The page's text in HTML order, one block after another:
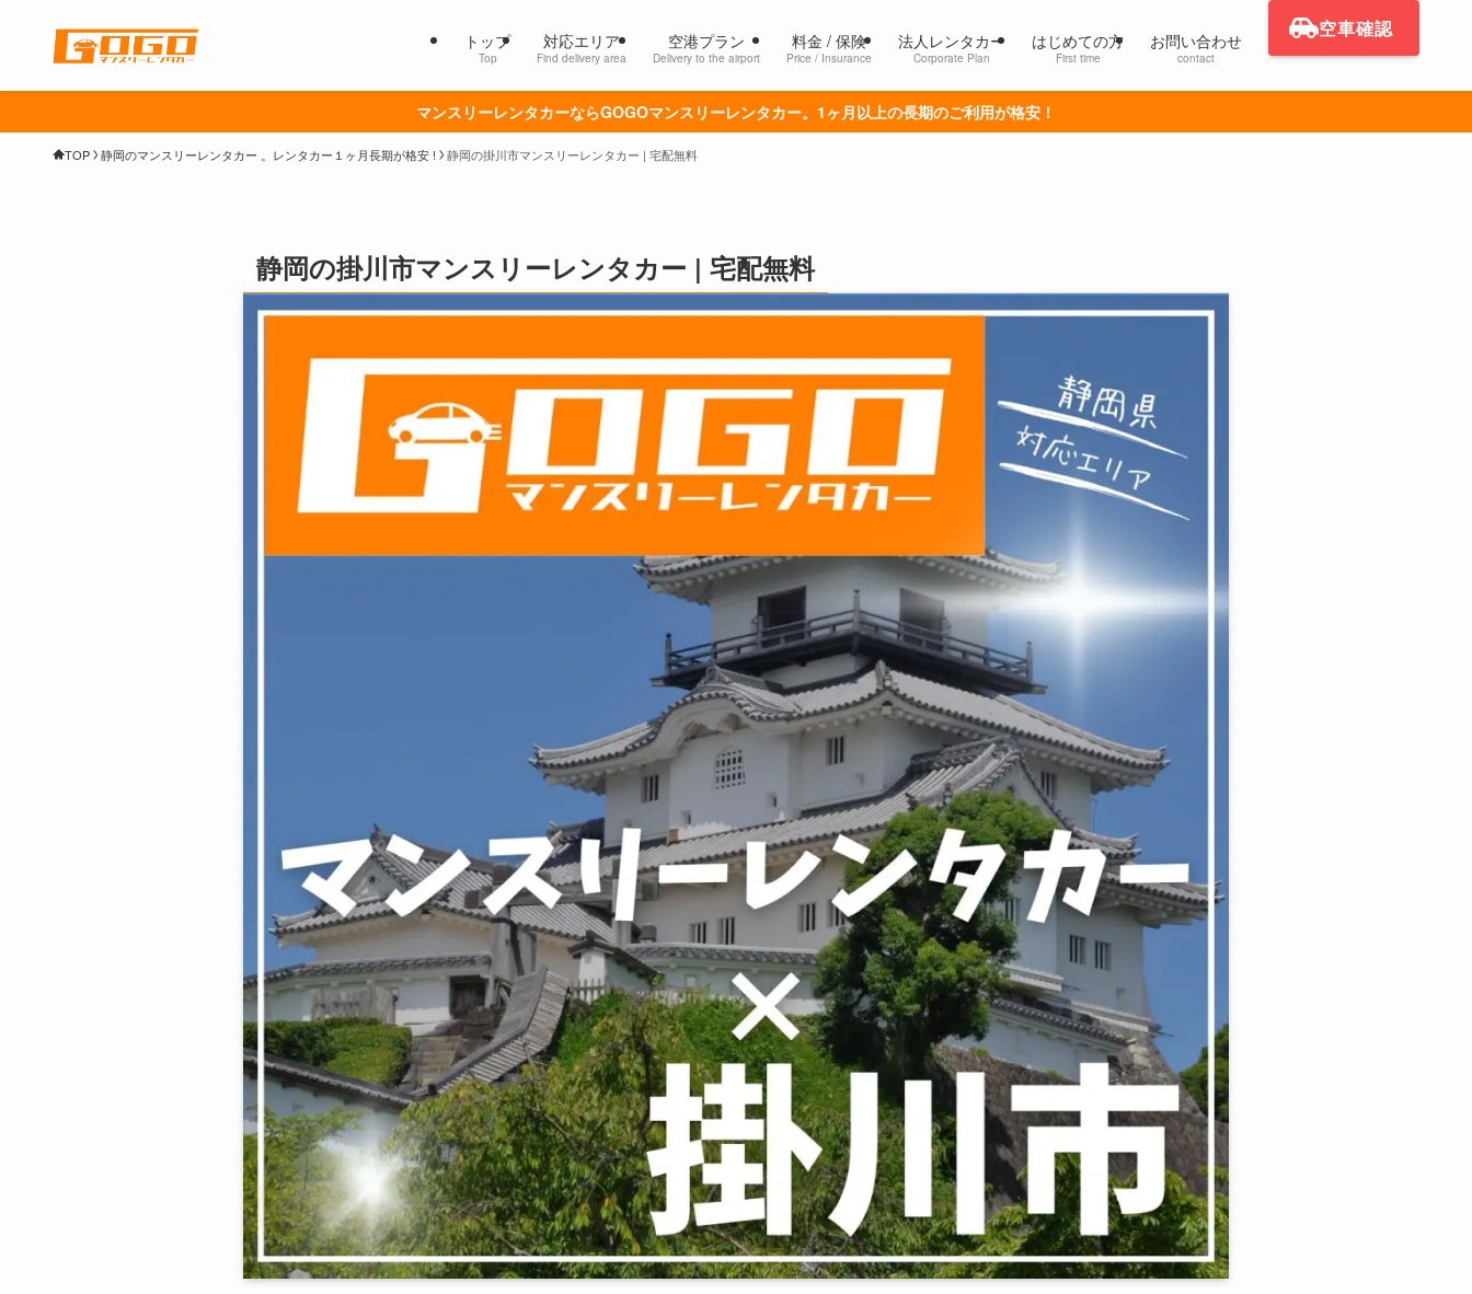
トップ
Top
対応エリア
Find delivery area
空港プラン
Delivery to the airport
料金 / 保険
Price / Insurance
法人レンタカー
Corporate Plan
はじめての方
First time
お問い合わせ
contact
空車確認
マンスリーレンタカーならGOGOマンスリーレンタカー。1ヶ月以上の長期のご利用が格安！
TOP 静岡のマンスリーレンタカー 。レンタカー１ヶ月長期が格安 ! 静岡の掛川市マンスリーレンタカー | 宅配無料
静岡の掛川市マンスリーレンタカー | 宅配無料